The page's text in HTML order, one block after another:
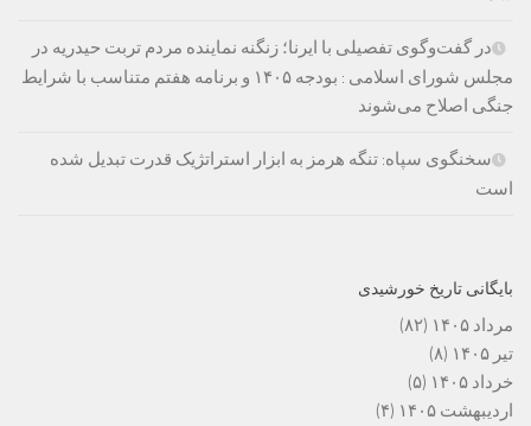
در گفت‌وگوی تفصیلی با ایرنا؛ زنگنه نماینده مردم تربت حیدریه در
مجلس شورای اسلامی : بودجه ۱۴۰۵ و برنامه هفتم متناسب با شرایط
جنگی اصلاح می‌شوند
سخنگوی سپاه: تنگه هرمز به ابزار استراتژیک قدرت تبدیل شده
است
بایگانی تاریخ خورشیدی
مرداد ۱۴۰۵
(۸۲)
تیر ۱۴۰۵
(۸)
خرداد ۱۴۰۵
(۵)
اردیبهشت ۱۴۰۵
(۴)